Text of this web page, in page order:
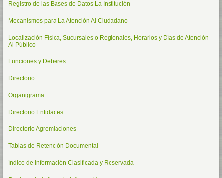
Registro de las Bases de Datos La Institución
Mecanismos para La Atención Al Ciudadano
Localización Física, Sucursales o Regionales, Horarios y Días de Atención
Al Público
Funciones y Deberes
Directorio
Organigrama
Directorio Entidades
Directorio Agremiaciones
Tablas de Retención Documental
índice de Información Clasificada y Reservada